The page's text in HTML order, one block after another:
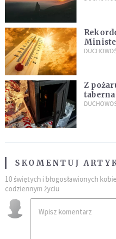
po
Z
SKOMENTUJ
10 świętych i błogosławionych
codziennym życiu